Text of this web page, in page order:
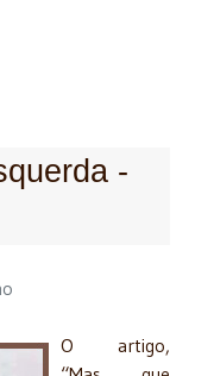
-
O artigo,